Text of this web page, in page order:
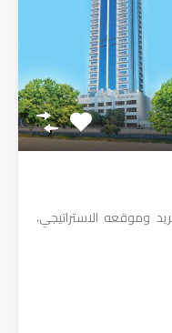
وموقعه الاستراتيجي،